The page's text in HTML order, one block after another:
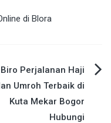
di Blora
Biro Perjalanan Haji
Umroh Terbaik di
Kuta Mekar Bogor
Hubungi